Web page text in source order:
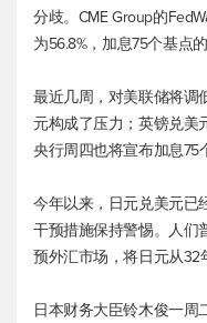
分歧。CME Group的
为56.8%，加息75个基点
最近几周，对美联储将调
元构成了压力；英镑兑美
央行周四也将宣布加息75
今年以来，日元兑美元已
干预措施保持警惕。人们
预外汇市场，将日元从32
日本财务大臣铃木俊一周